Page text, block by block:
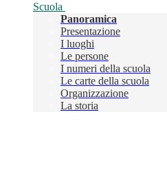
Scuola
Panoramica
Presentazione
I luoghi
Le persone
I numeri della scuola
Le carte della scuola
Organizzazione
La storia